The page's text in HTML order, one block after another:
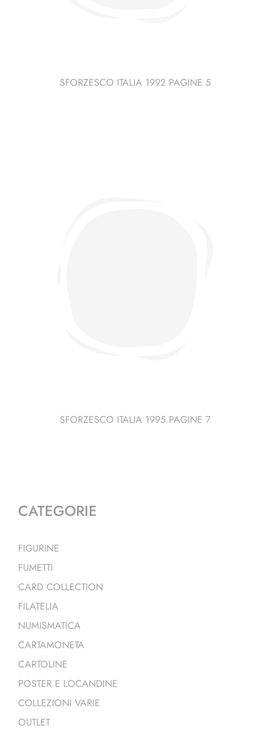
SFORZESCO ITALIA 1992 PAGINE 5
SFORZESCO ITALIA 1995 PAGINE 7
CATEGORIE
FIGURINE
FUMETTI
CARD COLLECTION
FILATELIA
NUMISMATICA
CARTAMONETA
CARTOLINE
POSTER E LOCANDINE
COLLEZIONI VARIE
OUTLET